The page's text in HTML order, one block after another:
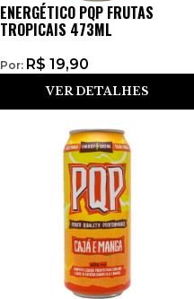
ENERGÉTICO PQP FRUTAS
TROPICAIS 473ML
Por: R$ 19,90
VER DETALHES